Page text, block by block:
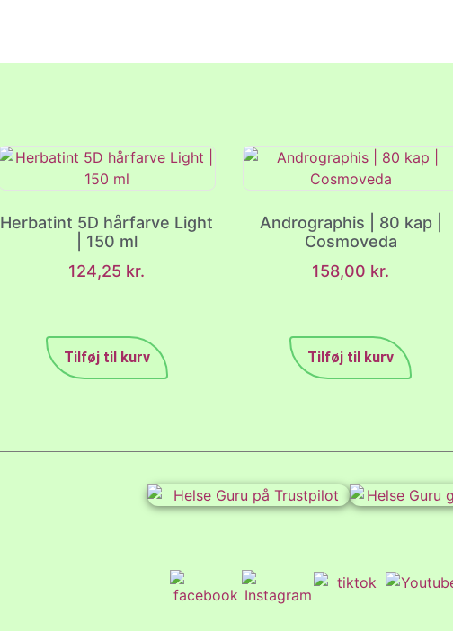
Herbatint 5D hårfarve Light
| 150 ml
124,25 kr.
Tilføj til kurv
Andrographis | 80 kap |
Cosmoveda
158,00 kr.
Tilføj til kurv